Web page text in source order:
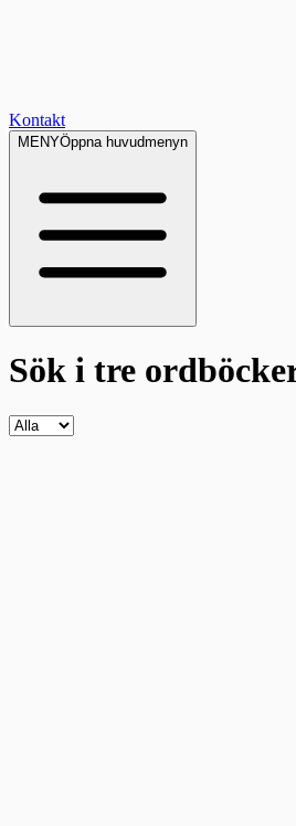
Kontakt
MENYÖppna huvudmenyn
Sök i tre